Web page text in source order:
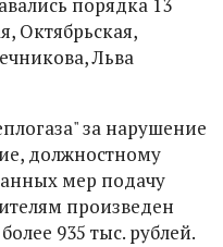
порядка 13
Октябрьская,
Льва
за нарушение
должностному
мер подачу
произведен
935 тыс. рублей.